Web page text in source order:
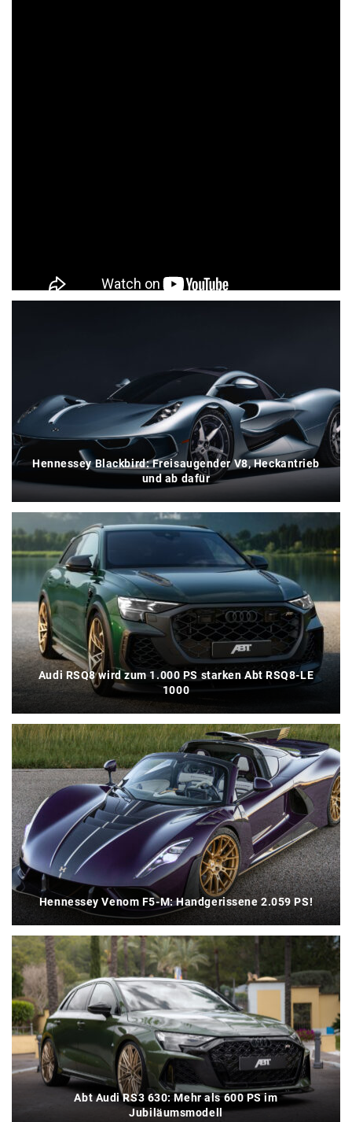
Hennessey Blackbird: Freisaugender V8, Heckantrieb
und ab dafür
Audi RSQ8 wird zum 1.000 PS starken Abt RSQ8-LE
1000
Hennessey Venom F5-M: Handgerissene 2.059 PS!
Abt Audi RS3 630: Mehr als 600 PS im
Jubiläumsmodell